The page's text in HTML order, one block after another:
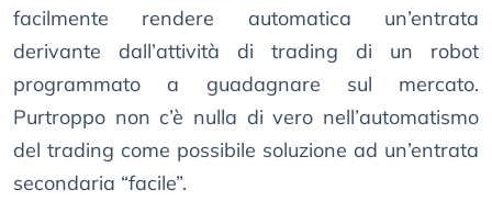
facilmente rendere automatica un’entrata
derivante dall’attività di trading di un robot
programmato a guadagnare sul mercato.
Purtroppo non c’è nulla di vero nell’automatismo
del trading come possibile soluzione ad un’entrata
secondaria “facile”.